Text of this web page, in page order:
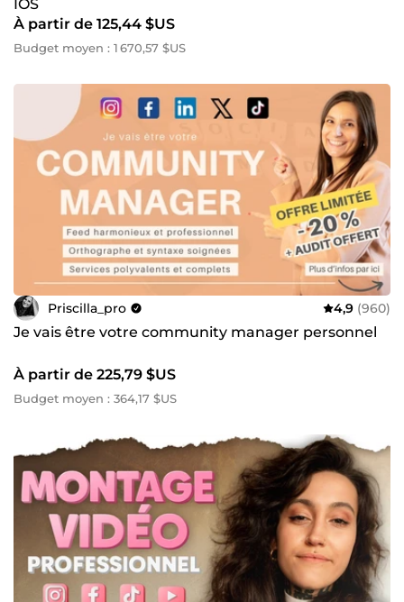
IOS
À partir de 125,44 $US
Budget moyen : 1 670,57 $US
Priscilla_pro 4,9 (960)
Je vais être votre community manager personnel
À partir de 225,79 $US
Budget moyen : 364,17 $US